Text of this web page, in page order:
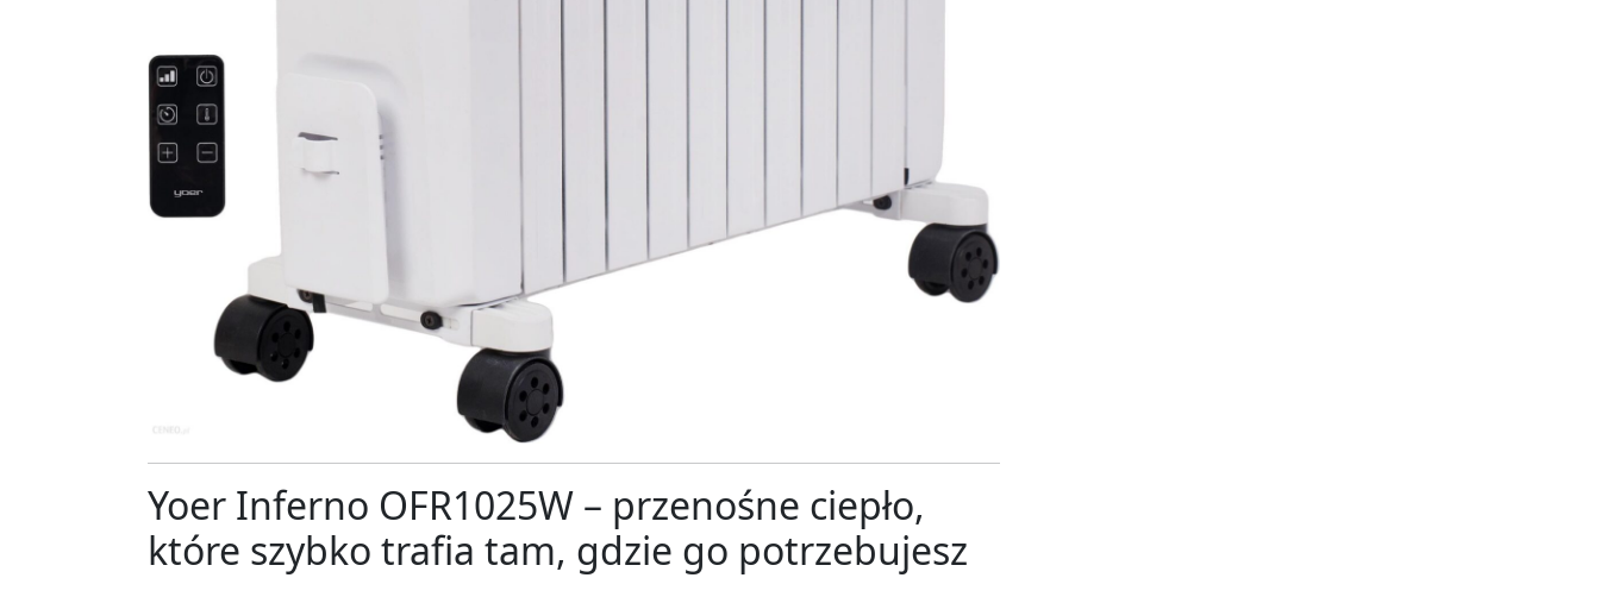
Yoer Inferno OFR1025W – przenośne ciepło,
które szybko trafia tam, gdzie go potrzebujesz